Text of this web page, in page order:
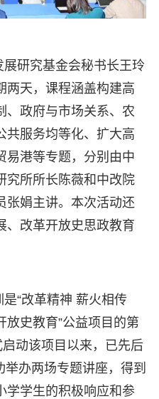
研究基金会秘书长王玲
两天，课程涵盖构建高
、政府与市场关系、农
共服务均等化、扩大高
易港等专题，分别由中
究所所长陈薇和中改院
张娟主讲。本次活动还
、改革开放史思政教育
“改革精神 薪火相传
史教育”公益项目的第
动该项目以来，已先后
办两场专题讲座，得到
学学生的积极响应和参